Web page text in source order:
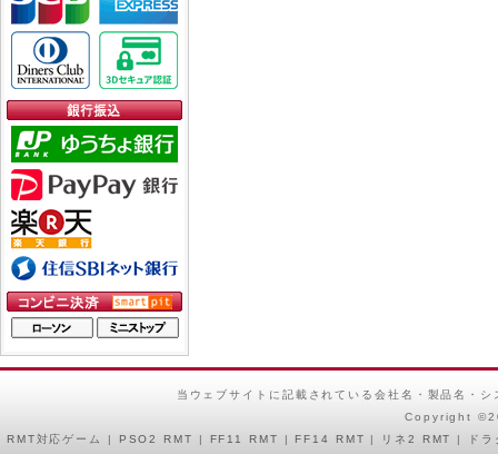
当ウェブサイトに記載されている会社名・製品名・
Copyright
RMT対応ゲーム | PSO2 RMT | FF11 RMT |FF14 RMT | リネ2 RMT |
ド